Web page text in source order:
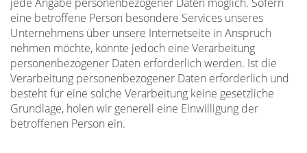
eine betroffene Person besondere Services unseres
Unternehmens über unsere Internetseite in Anspruch
nehmen möchte, könnte jedoch eine Verarbeitung
personenbezogener Daten erforderlich werden. Ist die
Verarbeitung personenbezogener Daten erforderlich und
besteht für eine solche Verarbeitung keine gesetzliche
Grundlage, holen wir generell eine Einwilligung der
betroffenen Person ein.